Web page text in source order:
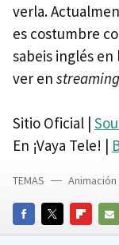
verla.
es costumbre
sabeis inglés
ver en streaming
Sitio Oficial |
En ¡Vaya Tele! |
FACEBOOKTWITTER
E-
TEMAS Animación